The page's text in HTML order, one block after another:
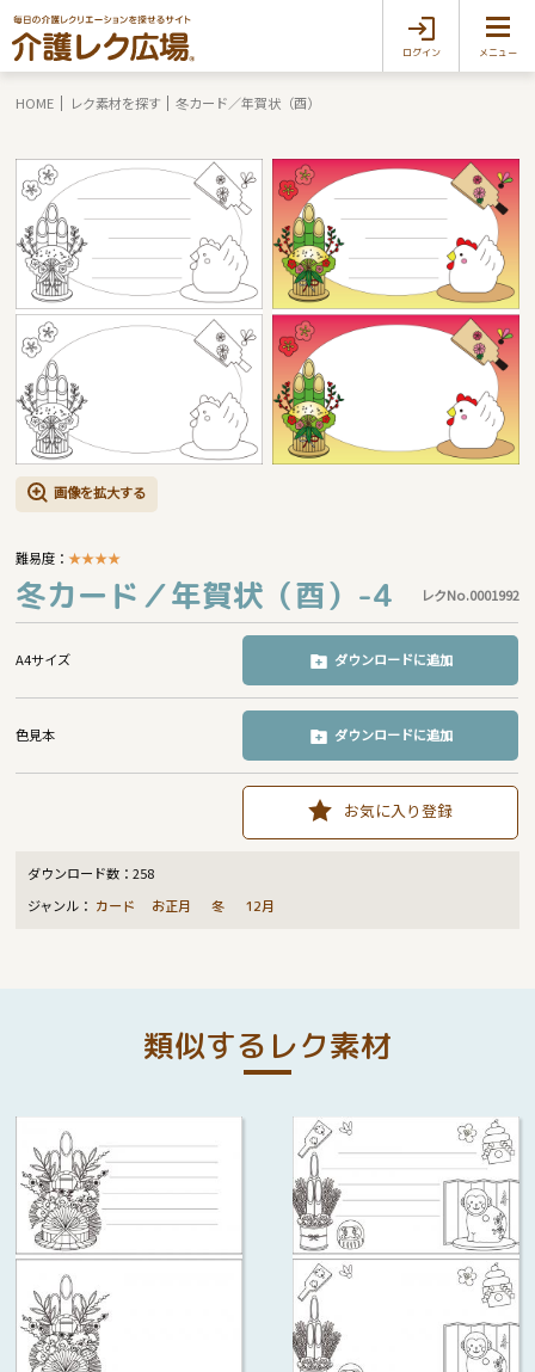
ログイン メニュー
HOME レク素材を探す 冬カード／年賀状（酉）
画像を拡大する
難易度：★★★★
冬カード／年賀状（酉）-4 レクNo.0001992
A4サイズ ダウンロードに追加
色見本 ダウンロードに追加
お気に入り登録
ダウンロード数：258
ジャンル： カード お正月 冬 12月
類似するレク素材